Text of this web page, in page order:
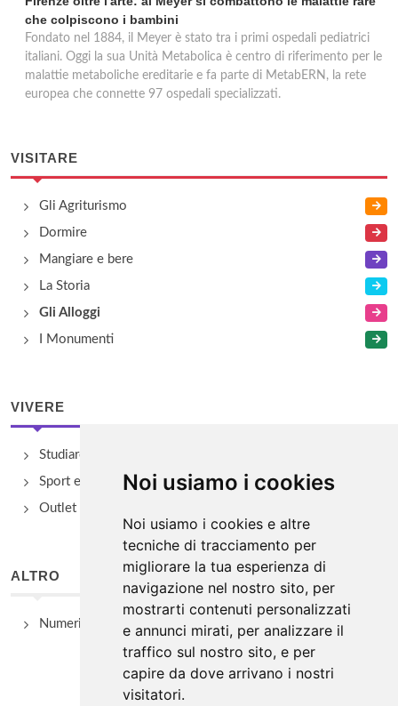
Noi usiamo i cookies
Noi usiamo i cookies e altre
tecniche di tracciamento per
migliorare la tua esperienza di
navigazione nel nostro sito, per
mostrarti contenuti personalizzati
e annunci mirati, per analizzare il
traffico sul nostro sito, e per
capire da dove arrivano i nostri
visitatori.
che colpiscono i bambini
Fondato nel 1884, il Meyer è stato tra i primi ospedali pediatrici
italiani. Oggi la sua Unità Metabolica è centro di riferimento per le
malattie metaboliche ereditarie e fa parte di MetabERN, la rete
europea che connette 97 ospedali specializzati.
VISITARE
Gli Agriturismo
Dormire
Mangiare e bere
La Storia
Gli Alloggi
I Monumenti
VIVERE
Studiare
Sport e Benessere
Outlet e spacci aziendali
ALTRO
Numeri Utili